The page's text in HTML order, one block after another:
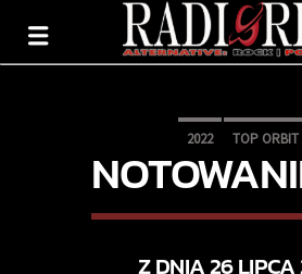
2022 TOP ORBIT
Z DNIA 26